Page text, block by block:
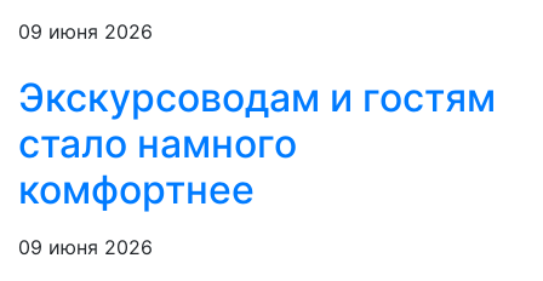
09 июня 2026
Экскурсоводам и гостям
стало намного
комфортнее
09 июня 2026